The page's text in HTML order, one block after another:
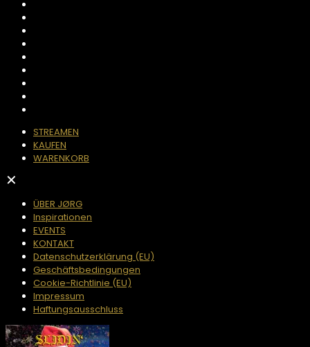
STREAMEN
KAUFEN
WARENKORB
✕
ÜBER JØRG
Inspirationen
EVENTS
KONTAKT
Datenschutzerklärung (EU)
Geschäftsbedingungen
Cookie-Richtlinie (EU)
Impressum
Haftungsausschluss